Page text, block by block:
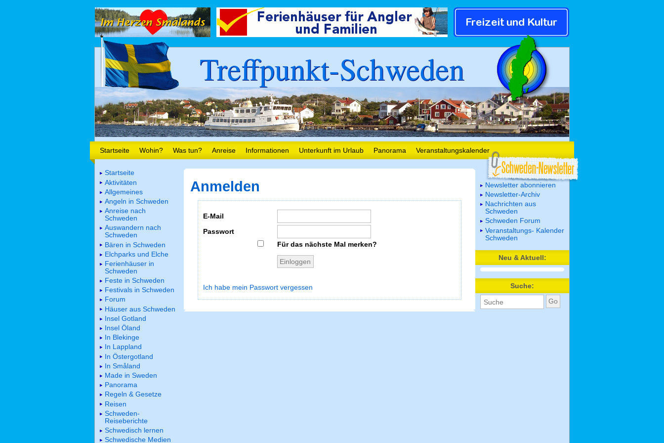
Treffpunkt-Schweden
Startseite Wohin? Was tun? Anreise Informationen Unterkunft im Urlaub Panorama Veranstaltungskalender
Anmelden
E-Mail
Passwort
Für das nächste Mal merken?
Ich habe mein Passwort vergessen
Startseite
Aktivitäten
Allgemeines
Angeln in Schweden
Anreise nach
Schweden
Auswandern nach
Schweden
Bären in Schweden
Elchparks und Elche
Ferienhäuser in
Schweden
Feste in Schweden
Festivals in Schweden
Forum
Häuser aus Schweden
Insel Gotland
Insel Öland
In Blekinge
In Lappland
In Östergotland
In Småland
Made in Sweden
Panorama
Regeln & Gesetze
Reisen
Schweden-
Reiseberichte
Schwedisch lernen
Schwedische Medien
Newsletter abonnieren
Newsletter-Archiv
Nachrichten aus
Schweden
Schweden Forum
Veranstaltungs- Kalender
Schweden
Neu & Aktuell:
Suche: